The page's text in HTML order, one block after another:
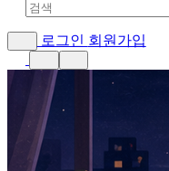
로그인 회원가입